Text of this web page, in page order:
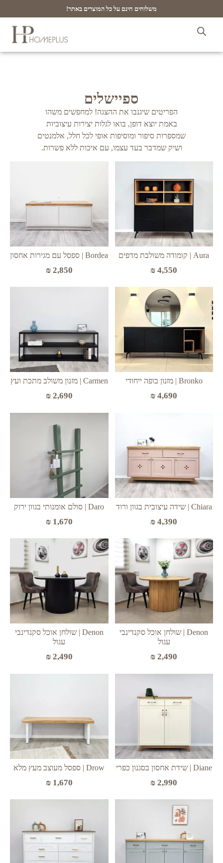
משלוחים חינם על כל המוצרים באתר!
ספיישלים
הפריטים שיגנבו את ההצגה! למחפשים משהו
באמת יוצא דופן, בואו לגלות יצירות עיצוביות
שמספרות סיפור ומוסיפות אופי לכל חלל, אלמנטים
ושיק שמדבר בעד עצמו, עם איכות ללא פשרות.
Aura | קומודה משולבת מדפים
₪ 4,550
Bordea | ספסל עם מגירות אחסון
₪2,850
Bronko | מזנון בופה ייחודי
₪ 4,690
Carmen | מזנון משולב מתכת ועץ
₪2,690
Chiara | שידה עיצובית בגוון ורוד
₪ 4,390
Daro | סולם אומנותי בגוון ירוק
₪1,670
Denon | שולחן אוכל סקנדינבי
עגול
₪ 2,490
Denon | שולחן אוכל סקנדינבי
עגול
₪2,490
Diane | שידת אחסון בסגנון כפרי
₪ 2,990
Drow | ספסל מעוצב מעץ מלא
₪1,670